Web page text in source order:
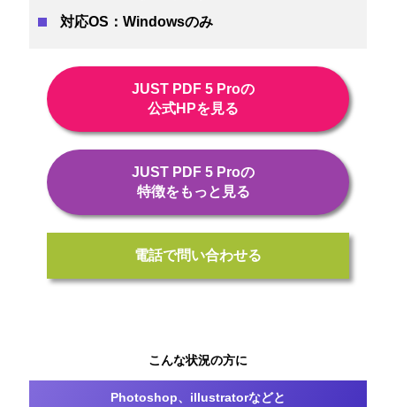
対応OS：Windowsのみ
JUST PDF 5 Proの
公式HPを見る
JUST PDF 5 Proの
特徴をもっと見る
電話で問い合わせる
こんな状況の方に
Photoshop、illustratorなどと